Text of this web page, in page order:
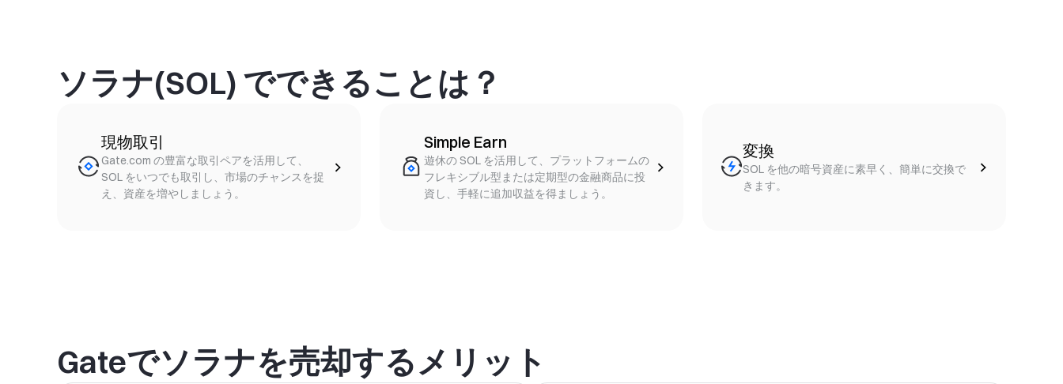
ソラナ(SOL) でできることは？
現物取引
Gate.com の豊富な取引ペアを活用して、
SOL をいつでも取引し、市場のチャンスを捉
え、資産を増やしましょう。
Simple Earn
遊休の SOL を活用して、プラットフォームの
フレキシブル型または定期型の金融商品に投
資し、手軽に追加収益を得ましょう。
変換
SOL を他の暗号資産に素早く、簡単に交換で
きます。
Gateでソラナを売却するメリット